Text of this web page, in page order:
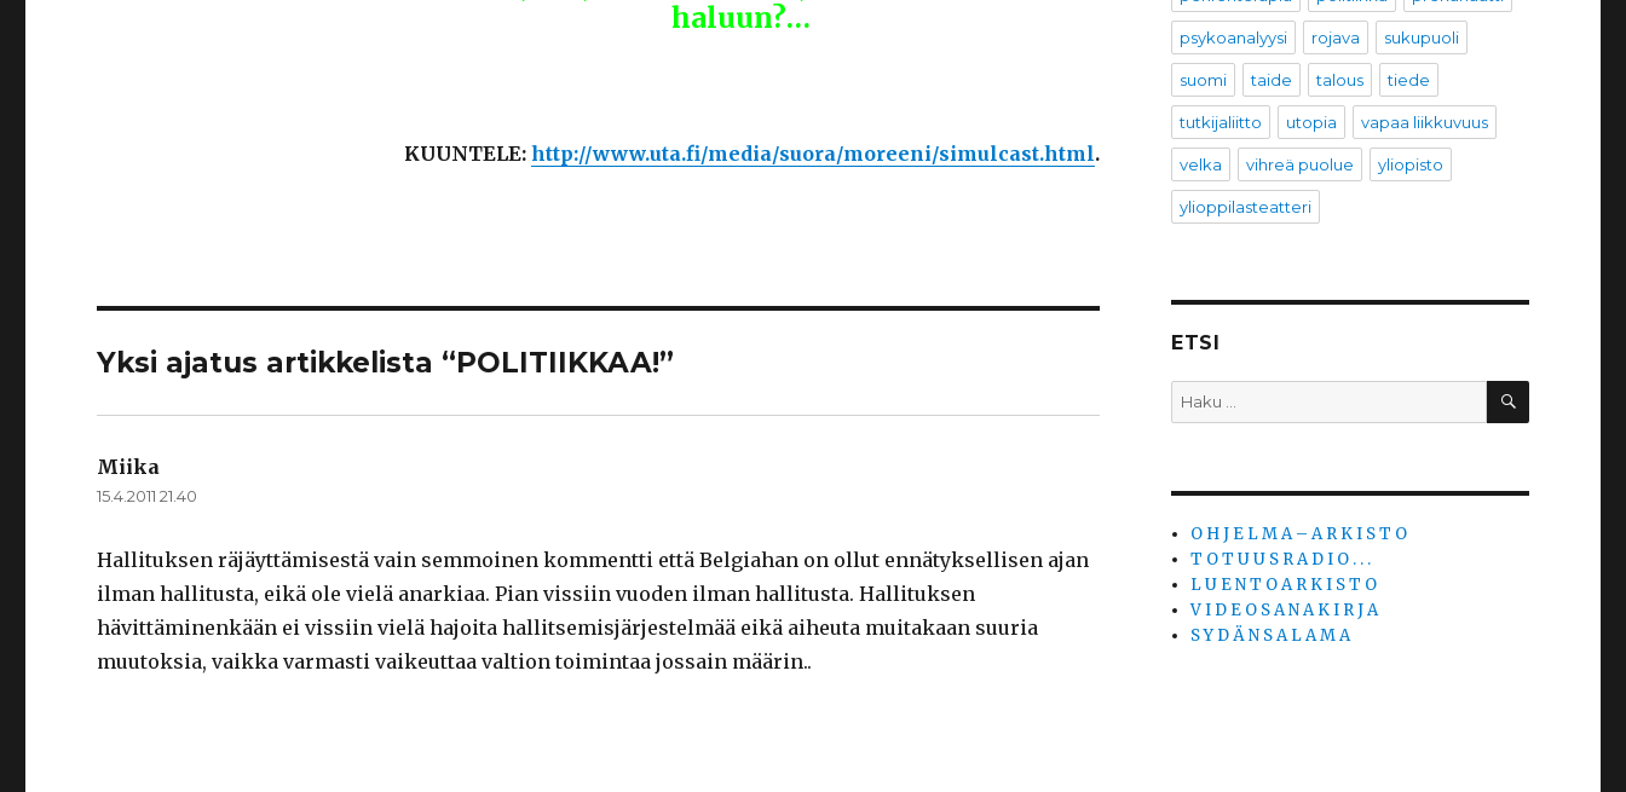
haluun?…
KUUNTELE: http://www.uta.fi/media/suora/moreeni/simulcast.html.
Yksi ajatus artikkelista “POLITIIKKAA!”
Miika
15.4.2011 21.40
Hallituksen räjäyttämisestä vain semmoinen kommentti että Belgiahan on ollut ennätyksellisen ajan
ilman hallitusta, eikä ole vielä anarkiaa. Pian vissiin vuoden ilman hallitusta. Hallituksen
hävittäminenkään ei vissiin vielä hajoita hallitsemisjärjestelmää eikä aiheuta muitakaan suuria
muutoksia, vaikka varmasti vaikeuttaa valtion toimintaa jossain määrin..
psykoanalyysi rojava sukupuoli
suomi taide talous tiede
tutkijaliitto utopia vapaa liikkuvuus
velka vihreä puolue yliopisto
ylioppilasteatteri
ETSI
Etsi: HAKU
O H J E L M A – A R K I S T O
T O T U U S R A D I O . . .
L U E N T O A R K I S T O
V I D E O S A N A K I R J A
S Y D Ä N S A L A M A